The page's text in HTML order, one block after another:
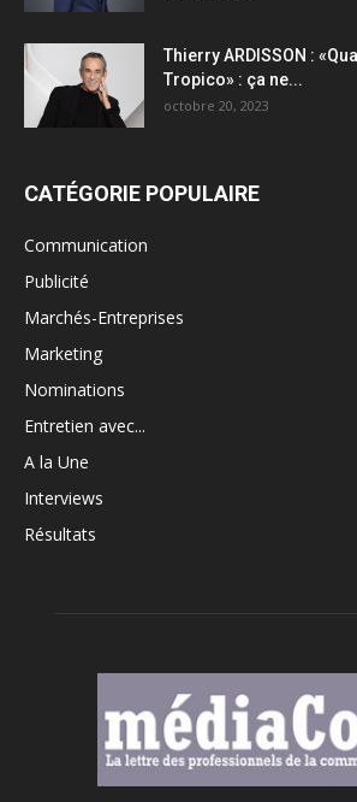
Thierry ARDISSON :
Tropico» : ça ne...
octobre 20, 2023
CATÉGORIE POPULAIRE
Communication
Publicité
Marchés-Entreprises
Marketing
Nominations
Entretien avec...
A la Une
Interviews
Résultats